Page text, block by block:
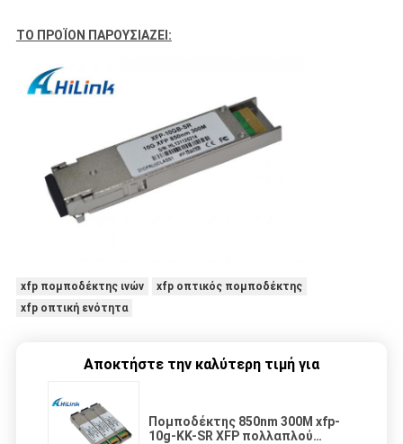
ΤΟ ΠΡΟΪΟΝ ΠΑΡΟΥΣΙΑΖΕΙ:
xfp πομποδέκτης ινών
xfp οπτικός πομποδέκτης
xfp οπτική ενότητα
Αποκτήστε την καλύτερη τιμή για
Πομποδέκτης 850nm 300M xfp-
10g-ΚΚ-SR XFP πολλαπλού